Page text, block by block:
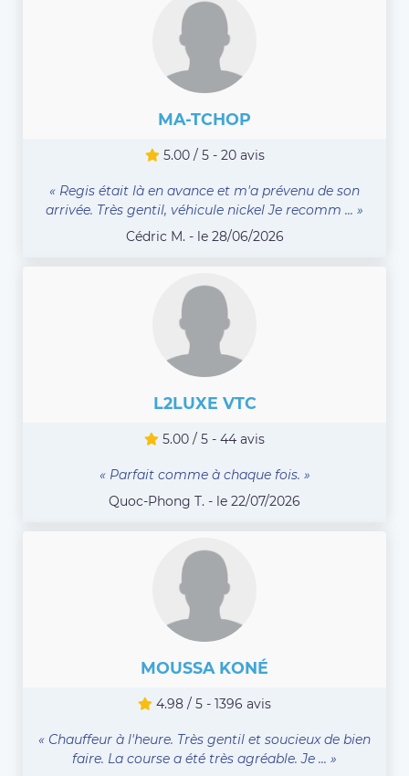
MA-TCHOP
5.00 / 5 - 20 avis
« Regis était là en avance et m'a prévenu de son
arrivée. Très gentil, véhicule nickel Je recomm ... »
Cédric M. - le 28/06/2026
L2LUXE VTC
5.00 / 5 - 44 avis
« Parfait comme à chaque fois. »
Quoc-Phong T. - le 22/07/2026
MOUSSA KONÉ
4.98 / 5 - 1396 avis
« Chauffeur à l'heure. Très gentil et soucieux de bien
faire. La course a été très agréable. Je ... »